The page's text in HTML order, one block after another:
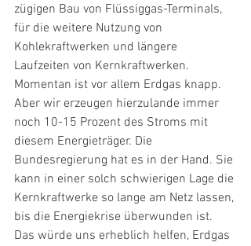
zügigen Bau von Flüssiggas-Terminals,
für die weitere Nutzung von
Kohlekraftwerken und längere
Laufzeiten von Kernkraftwerken.
Momentan ist vor allem Erdgas knapp.
Aber wir erzeugen hierzulande immer
noch 10-15 Prozent des Stroms mit
diesem Energieträger. Die
Bundesregierung hat es in der Hand. Sie
kann in einer solch schwierigen Lage die
Kernkraftwerke so lange am Netz lassen,
bis die Energiekrise überwunden ist.
Das würde uns erheblich helfen, Erdgas